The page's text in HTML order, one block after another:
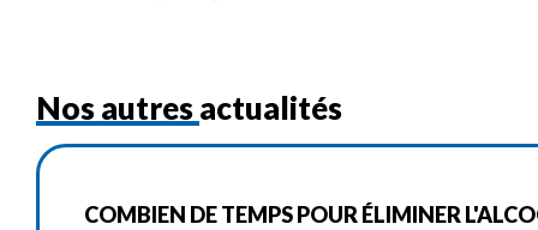
Nos autres actualités
COMBIEN DE TEMPS POUR ÉLIMINER